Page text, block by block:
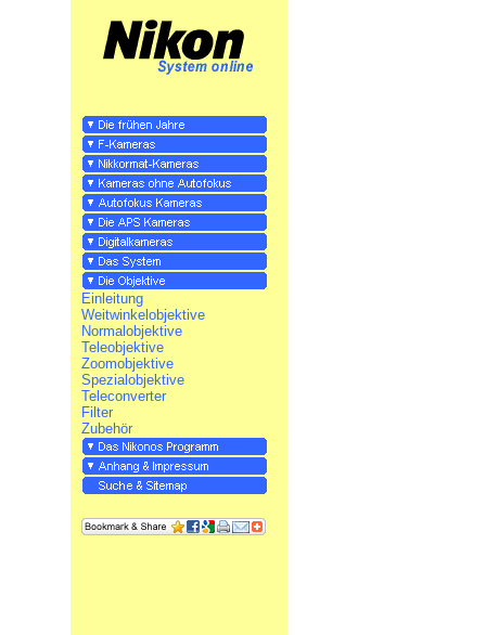
Einleitung
Weitwinkelobjektive
Normalobjektive
Teleobjektive
Zoomobjektive
Spezialobjektive
Teleconverter
Filter
Zubehör